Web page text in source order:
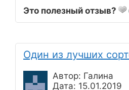
Это полезный отзыв?
Один из лучших
Автор: Галина
Дата: 15.01.2019